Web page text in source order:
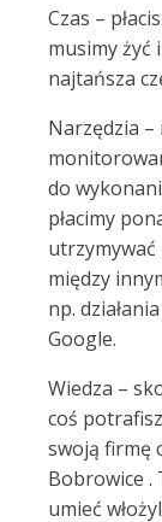
Czas –
musimy żyć
najtańsza
Narzędzia
do
płacimy
utrzymywać
między
np.
Google.
Wiedza –
coś
swoją firmę
Bobrowice .
umieć